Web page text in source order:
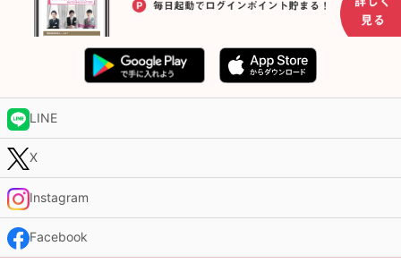
LINE
X
Instagram
Facebook